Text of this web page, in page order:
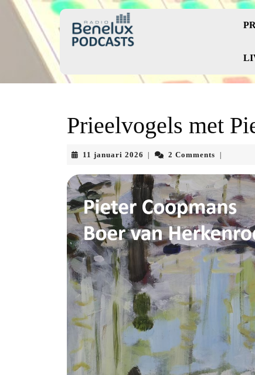
Skip
Prieelvogels met
11 januari 2026 11
2026
2 Comments